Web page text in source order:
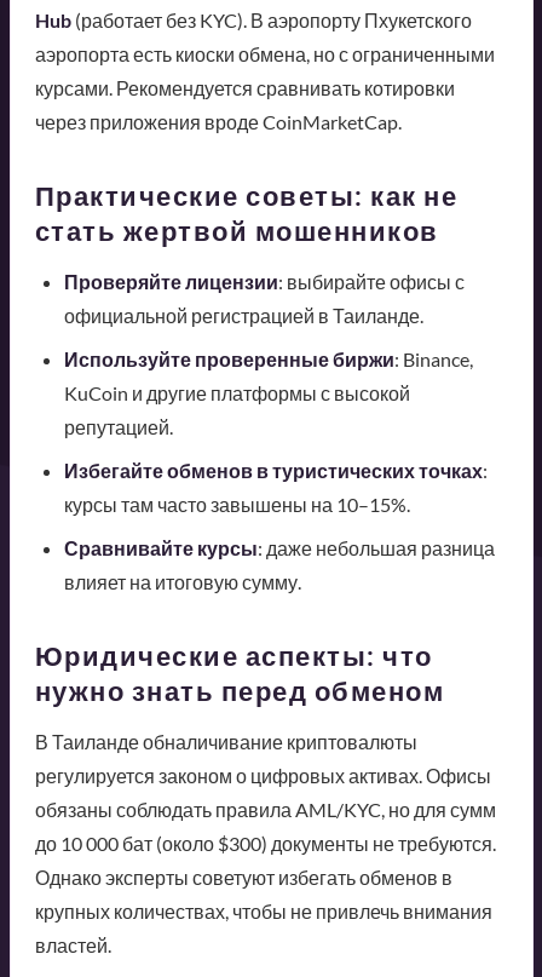
Hub(работает без KYC). В аэропорту Пхукетского
аэропорта есть киоски обмена, но с ограниченными
курсами. Рекомендуется сравнивать котировки
через приложения вроде CoinMarketCap.
Практические советы: как не
стать жертвой мошенников
Проверяйте лицензии: выбирайте офисы с
официальной регистрацией в Таиланде.
Используйте проверенные биржи: Binance,
KuCoin и другие платформы с высокой
репутацией.
Избегайте обменов в туристических точках:
курсы там часто завышены на 10–15%.
Сравнивайте курсы: даже небольшая разница
влияет на итоговую сумму.
Юридические аспекты: что
нужно знать перед обменом
В Таиланде обналичивание криптовалюты
регулируется законом о цифровых активах. Офисы
обязаны соблюдать правила AML/KYC, но для сумм
до 10 000 бат (около $300) документы не требуются.
Однако эксперты советуют избегать обменов в
крупных количествах, чтобы не привлечь внимания
властей.